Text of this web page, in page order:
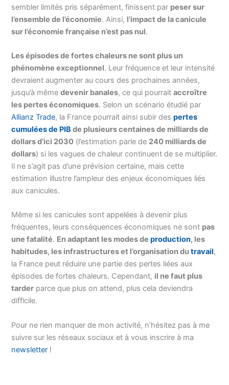
sembler limités pris séparément, finissent par peser sur
l’ensemble de l’économie. Ainsi, l’impact de la canicule
sur l’économie française n’est pas nul.
Les épisodes de fortes chaleurs ne sont plus un
phénomène exceptionnel. Leur fréquence et leur intensité
devraient augmenter au cours des prochaines années,
jusqu’à mêmedevenir banales, ce qui pourraitaccroître
les pertes économiques. Selon un scénario étudié par
Allianz Trade, la France pourrait ainsi subir despertes
cumulées de PIB de plusieurs centaines de milliards de
dollars d’ici 2030 (l’estimation parle de 240 milliards de
dollars) si les vagues de chaleur continuent de se multiplier.
Il ne s’agit pas d’une prévision certaine, mais cette
estimation illustre l’ampleur des enjeux économiques liés
aux canicules.
Même si les canicules sont appelées à devenir plus
fréquentes, leurs conséquences économiques ne sont pas
une fatalité. En adaptant les modes deproduction, les
habitudes, les infrastructures et l’organisation dutravail,
la France peut réduire une partie des pertes liées aux
épisodes de fortes chaleurs. Cependant, il ne faut plus
tarder parce que plus on attend, plus cela deviendra
difficile.
Pour ne rien manquer de mon activité, n’hésitez pas à me
suivre sur les réseaux sociaux et à vous inscrire à ma
newsletter !